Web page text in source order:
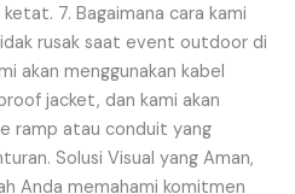
7. Bagaimana cara kami
rusak saat event outdoor di
akan menggunakan kabel
jacket, dan kami akan
ramp atau conduit yang
Solusi Visual yang Aman,
Anda memahami komitmen